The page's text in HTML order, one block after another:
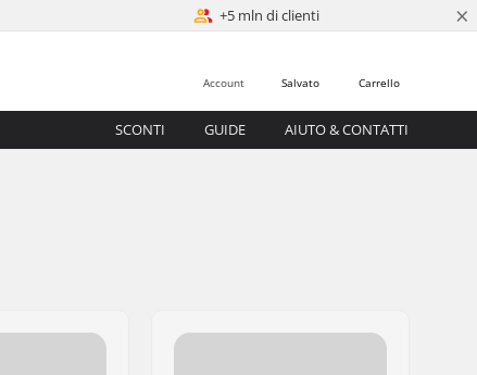
+5 mln di clienti ×
Carrello
Salvato
Account
SCONTI GUIDE AIUTO & CONTATTI